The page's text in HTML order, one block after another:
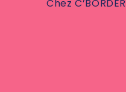
Chez